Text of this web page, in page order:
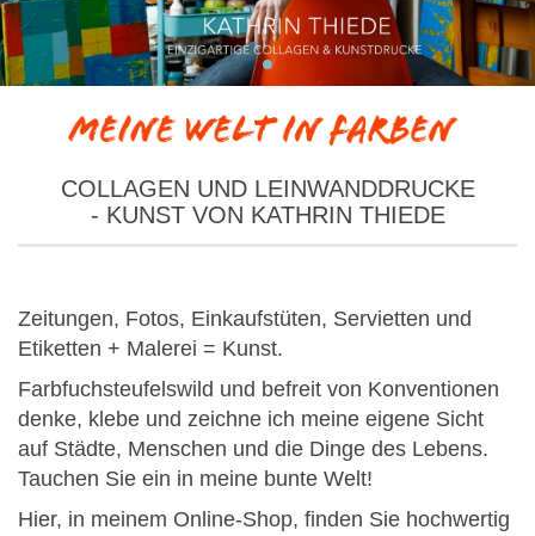
COLLAGEN UND LEINWANDDRUCKE
- KUNST VON KATHRIN THIEDE
Zeitungen, Fotos, Einkaufstüten, Servietten und
Etiketten + Malerei = Kunst.
Farbfuchsteufelswild und befreit von Konventionen
denke, klebe und zeichne ich meine eigene Sicht
auf Städte, Menschen und die Dinge des Lebens.
Tauchen Sie ein in meine bunte Welt!
Hier, in meinem Online-Shop, finden Sie hochwertig